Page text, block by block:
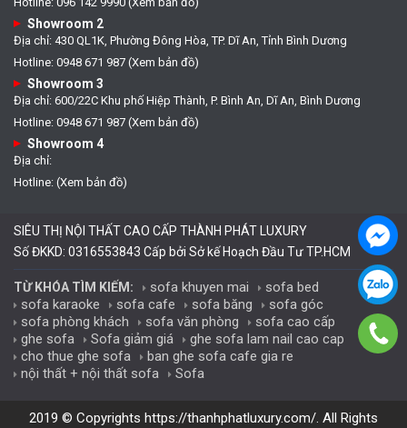
Showroom 2
Địa chỉ: 430 QL1K, Phường Đông Hòa, TP. Dĩ An, Tỉnh Bình Dương
Hotline: 0948 671 987 (Xem bản đồ)
Showroom 3
Địa chỉ: 600/22C Khu phố Hiệp Thành, P. Bình An, Dĩ An, Bình Dương
Hotline: 0948 671 987 (Xem bản đồ)
Showroom 4
Địa chỉ:
Hotline: (Xem bản đồ)
SIÊU THỊ NỘI THẤT CAO CẤP THÀNH PHÁT LUXURY
Số ĐKKD: 0316553843 Cấp bởi Sở kế Hoạch Đầu Tư TP.HCM
TỪ KHÓA TÌM KIẾM: sofa khuyen mai
sofa bed
sofa karaoke
sofa cafe sofa băng
sofa góc
sofa phòng khách
sofa văn phòng
sofa cao cấp
ghe sofa
Sofa giảm giá
ghe sofa lam nail cao cap
cho thue ghe sofa
ban ghe sofa cafe gia re
nội thất + nội thất sofa
Sofa
2019 © Copyrights https://thanhphatluxury.com/. All Rights